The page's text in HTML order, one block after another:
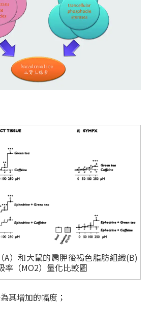
A）和大鼠的肩胛後褐色脂肪組織(B)
率（MO2）量化比較圖
其增加的幅度；